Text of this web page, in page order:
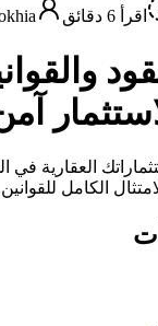
اقرأ 6 دقائق
العقارية في
الكامل